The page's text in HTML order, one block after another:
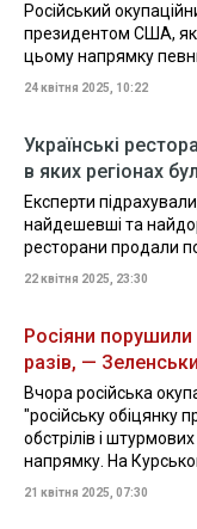
Російський
президентом США, як
цьому напрямку
24 квітня 2025, 10:22
Українські
в яких регіонах
Експерти
найдешевші та
ресторани продали
22 квітня 2025, 23:30
Росіяни
разів, —
Вчора російська
"російську обіцянку
обстрілів і
напрямку. На
21 квітня 2025, 07:30